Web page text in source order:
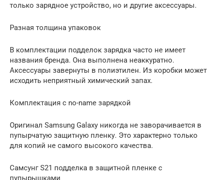
только зарядное устройство, но и другие аксессуары.
Разная толщина упаковок
В комплектации подделок зарядка часто не имеет
названия бренда. Она выполнена неаккуратно.
Аксессуары завернуты в полиэтилен. Из коробки может
исходить неприятный химический запах.
Комплектация с no-name зарядкой
Оригинал Samsung Galaxy никогда не заворачивается в
пупырчатую защитную пленку. Это характерно только
для копий не самого высокого качества.
Самсунг S21 подделка в защитной пленке с
пупырышками